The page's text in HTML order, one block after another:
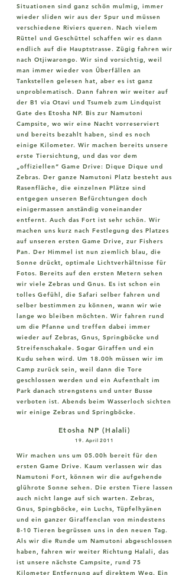
Situationen sind ganz schön mulmig, immer
wieder sliden wir aus der Spur und müssen
verschiedene Riviers queren. Nach vielem
Rüttel und Geschüttel schaffen wir es dann
endlich auf die Hauptstrasse. Zügig fahren wir
nach Otjiwarongo. Wir sind vorsichtig, weil
man immer wieder von Überfällen an
Tankstellen gelesen hat, aber es ist ganz
unproblematisch. Dann fahren wir weiter auf
der B1 via Otavi und Tsumeb zum Lindquist
Gate des Etosha NP. Bis zur Namutoni
Campsite, wo wir eine Nacht vorreserviert
und bereits bezahlt haben, sind es noch
einige Kilometer. Wir machen bereits unsere
erste Tiersichtung, und das vor dem
„offiziellen“ Game Drive: Dique Dique und
Zebras. Der ganze Namutoni Platz besteht aus
Rasenfläche, die einzelnen Plätze sind
entgegen unseren Befürchtungen doch
einigermassen anständig voneinander
entfernt. Auch das Fort ist sehr schön. Wir
machen uns kurz nach Festlegung des Platzes
auf unseren ersten Game Drive, zur Fishers
Pan. Der Himmel ist nun ziemlich blau, die
Sonne drückt, optimale Lichtverhältnisse für
Fotos. Bereits auf den ersten Metern sehen
wir viele Zebras und Gnus. Es ist schon ein
tolles Gefühl, die Safari selber fahren und
selber bestimmen zu können, wann wir wie
lange wo bleiben möchten. Wir fahren rund
um die Pfanne und treffen dabei immer
wieder auf Zebras, Gnus, Springböcke und
Streifenschakale. Sogar Giraffen und ein
Kudu sehen wird. Um 18.00h müssen wir im
Camp zurück sein, weil dann die Tore
geschlossen werden und ein Aufenthalt im
Park danach strengstens und unter Busse
verboten ist. Abends beim Wasserloch sichten
wir einige Zebras und Springböcke.
Etosha NP (Halali)
19. April 2011
Wir machen uns um 05.00h bereit für den
ersten Game Drive. Kaum verlassen wir das
Namutoni Fort, können wir die aufgehende
glührote Sonne sehen. Die ersten Tiere lassen
auch nicht lange auf sich warten. Zebras,
Gnus, Spingböcke, ein Luchs, Tüpfelhyänen
und ein ganzer Giraffenclan von mindestens
8-10 Tieren begrüssen uns in den neuen Tag.
Als wir die Runde um Namutoni abgeschlossen
haben, fahren wir weiter Richtung Halali, das
ist unsere nächste Campsite, rund 75
Kilometer Entfernung auf direktem Weg. Ein